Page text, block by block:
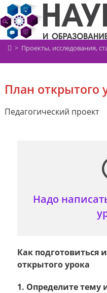
Перейти
к
содержимому
> Проекты, исследования,
План открытого
Педагогический проект
Надо
Как подготовиться
открытого урока
1. Определите тему